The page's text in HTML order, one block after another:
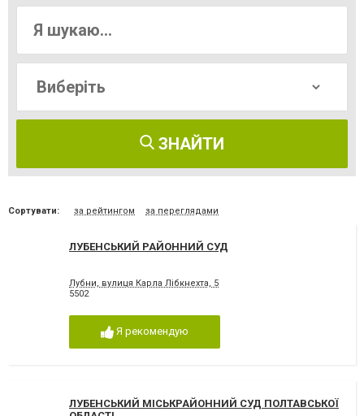
ЗНАЙТИ
Сортувати: за рейтингом за переглядами
ЛУБЕНСЬКИЙ РАЙОННИЙ СУД
Лубни, вулиця Карла Лібкнехта, 5
5502
Я рекомендую
ЛУБЕНСЬКИЙ МІСЬКРАЙОННИЙ СУД ПОЛТАВСЬКОЇ